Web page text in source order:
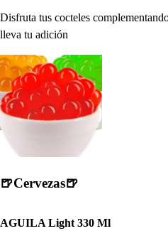
Disfruta tus cocteles
lleva tu adición
🍺Cervezas🍺
AGUILA Light 330 Ml